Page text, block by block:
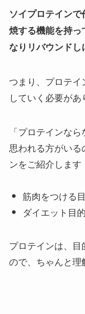
ソイプロテイン
焼する機能を持っ
なりリバウンド
つまり、プロテ
していく必要があ
「プロテインな
思われる方がい
ンをご紹介します
筋肉をつける
ダイエット目
プロテインは、目
ので、ちゃんと理